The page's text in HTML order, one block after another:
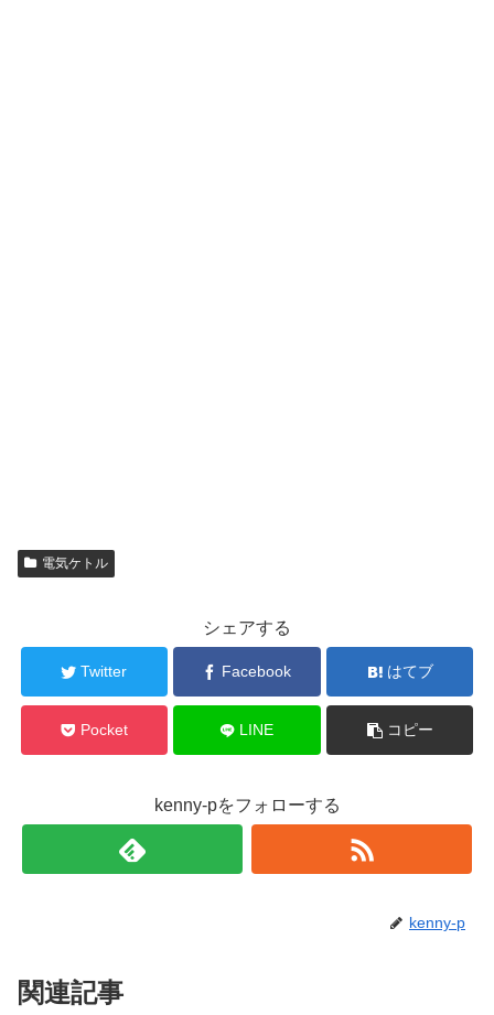
電気ケトル
シェアする
Twitter Facebook はてブ
Pocket LINE コピー
kenny-pをフォローする
kenny-p
関連記事